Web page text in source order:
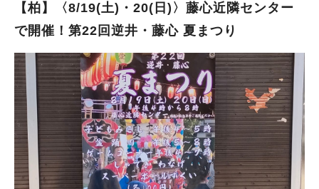
【柏】〈8/19(土)・20(日)〉藤心近隣センター
で開催！第22回逆井・藤心 夏まつり